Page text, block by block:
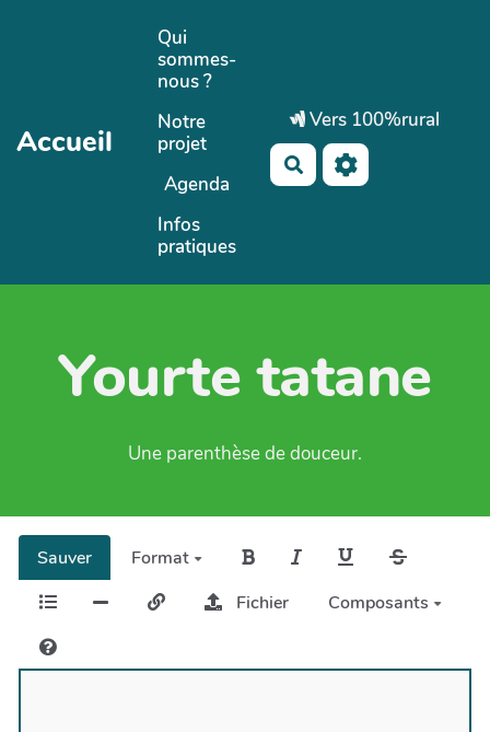
Aller au contenu principal
Accueil
Qui
sommes-
nous ?
Notre
projet
Agenda
Infos
pratiques
Vers 100%rural
Rechercher
Yourte tatane
Une parenthèse de douceur.
Sauver
Format
Fichier
Composants